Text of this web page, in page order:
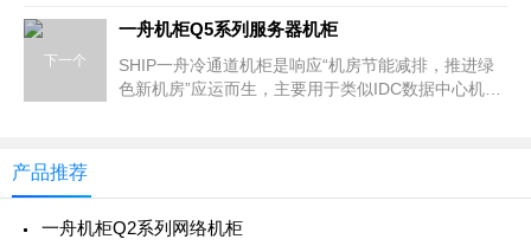
两个机柜矩阵组成。传统机房冷气得不到有效控制，
下一个
一舟机柜Q5系列服务器机柜
SHIP一舟冷通道机柜是响应“机房节能减排，推进绿
色新机房”应运而生，主要用于类似IDC数据中心机房
产品推荐
一舟机柜Q2系列网络机柜